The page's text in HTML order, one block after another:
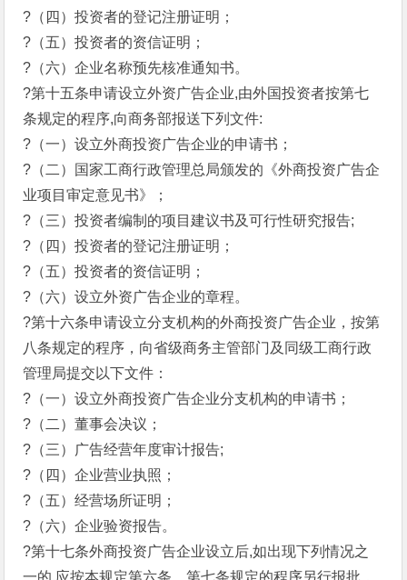
?（四）投资者的登记注册证明；
?（五）投资者的资信证明；
?（六）企业名称预先核准通知书。
?第十五条申请设立外资广告企业,由外国投资者按第七
条规定的程序,向商务部报送下列文件:
?（一）设立外商投资广告企业的申请书；
?（二）国家工商行政管理总局颁发的《外商投资广告企
业项目审定意见书》；
?（三）投资者编制的项目建议书及可行性研究报告;
?（四）投资者的登记注册证明；
?（五）投资者的资信证明；
?（六）设立外资广告企业的章程。
?第十六条申请设立分支机构的外商投资广告企业，按第
八条规定的程序，向省级商务主管部门及同级工商行政
管理局提交以下文件：
?（一）设立外商投资广告企业分支机构的申请书；
?（二）董事会决议；
?（三）广告经营年度审计报告;
?（四）企业营业执照；
?（五）经营场所证明；
?（六）企业验资报告。
?第十七条外商投资广告企业设立后,如出现下列情况之
一的,应按本规定第六条、第七条规定的程序另行报批，